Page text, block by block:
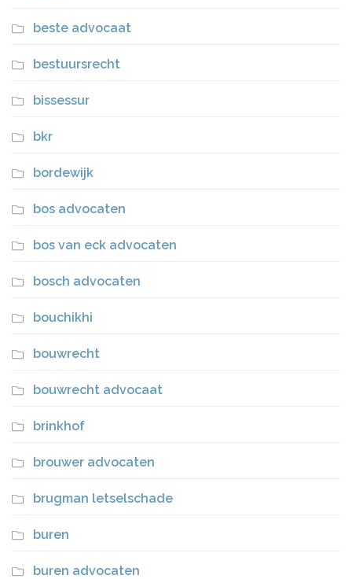
beste advocaat
bestuursrecht
bissessur
bkr
bordewijk
bos advocaten
bos van eck advocaten
bosch advocaten
bouchikhi
bouwrecht
bouwrecht advocaat
brinkhof
brouwer advocaten
brugman letselschade
buren
buren advocaten